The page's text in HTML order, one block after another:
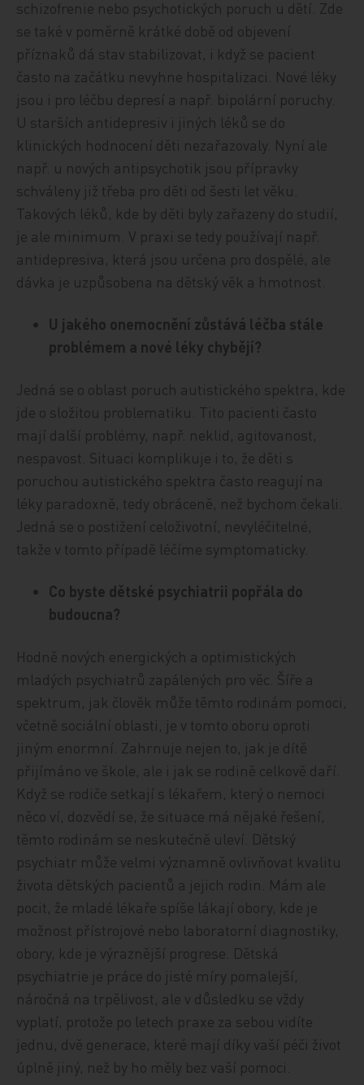
schizofrenie nebo psychotických poruch u dětí. Zde
se také v poměrně krátké době od objevení
příznaků dá stav stabilizovat, i když se pacient
často na začátku nevyhne hospitalizaci. Nové léky
jsou i pro léčbu depresí a např. bipolární poruchy.
U starších antidepresiv i jiných léků se do
klinických hodnocení děti nezařazovaly. Nyní ale
např. u nových antipsychotik jsou přípravky
schváleny již třeba pro děti od šesti let věku.
Takových léků, kde by děti byly zařazeny do studií,
je ale minimum. V praxi se tedy používají např.
antidepresiva, která jsou určena pro dospělé, ale
dávka je uzpůsobena na dětský věk a hmotnost.
U jakého onemocnění zůstává léčba stále
problémem a nové léky chybějí?
Jedná se o oblast poruch autistického spektra, kde
jde o složitou problematiku. Tito pacienti často
mají další problémy, např. neklid, agitovanost,
nespavost. Situaci komplikuje i to, že děti s
poruchou autistického spektra často reagují na
léky paradoxně, tedy obráceně, než bychom čekali.
Jedná se o postižení celoživotní, nevyléčitelné,
takže v tomto případě léčíme symptomaticky.
Co byste dětské psychiatrii popřála do
budoucna?
Hodně nových energických a optimistických
mladých psychiatrů zapálených pro věc. Šíře a
spektrum, jak člověk může těmto rodinám pomoci,
včetně sociální oblasti, je v tomto oboru oproti
jiným enormní. Zahrnuje nejen to, jak je dítě
přijímáno ve škole, ale i jak se rodině celkově daří.
Když se rodiče setkají s lékařem, který o nemoci
něco ví, dozvědí se, že situace má nějaké řešení,
těmto rodinám se neskutečně uleví. Dětský
psychiatr může velmi významně ovlivňovat kvalitu
života dětských pacientů a jejich rodin. Mám ale
pocit, že mladé lékaře spíše lákají obory, kde je
možnost přístrojové nebo laboratorní diagnostiky,
obory, kde je výraznější progrese. Dětská
psychiatrie je práce do jisté míry pomalejší,
náročná na trpělivost, ale v důsledku se vždy
vyplatí, protože po letech praxe za sebou vidíte
jednu, dvě generace, které mají díky vaší péči život
úplně jiný, než by ho měly bez vaší pomoci.